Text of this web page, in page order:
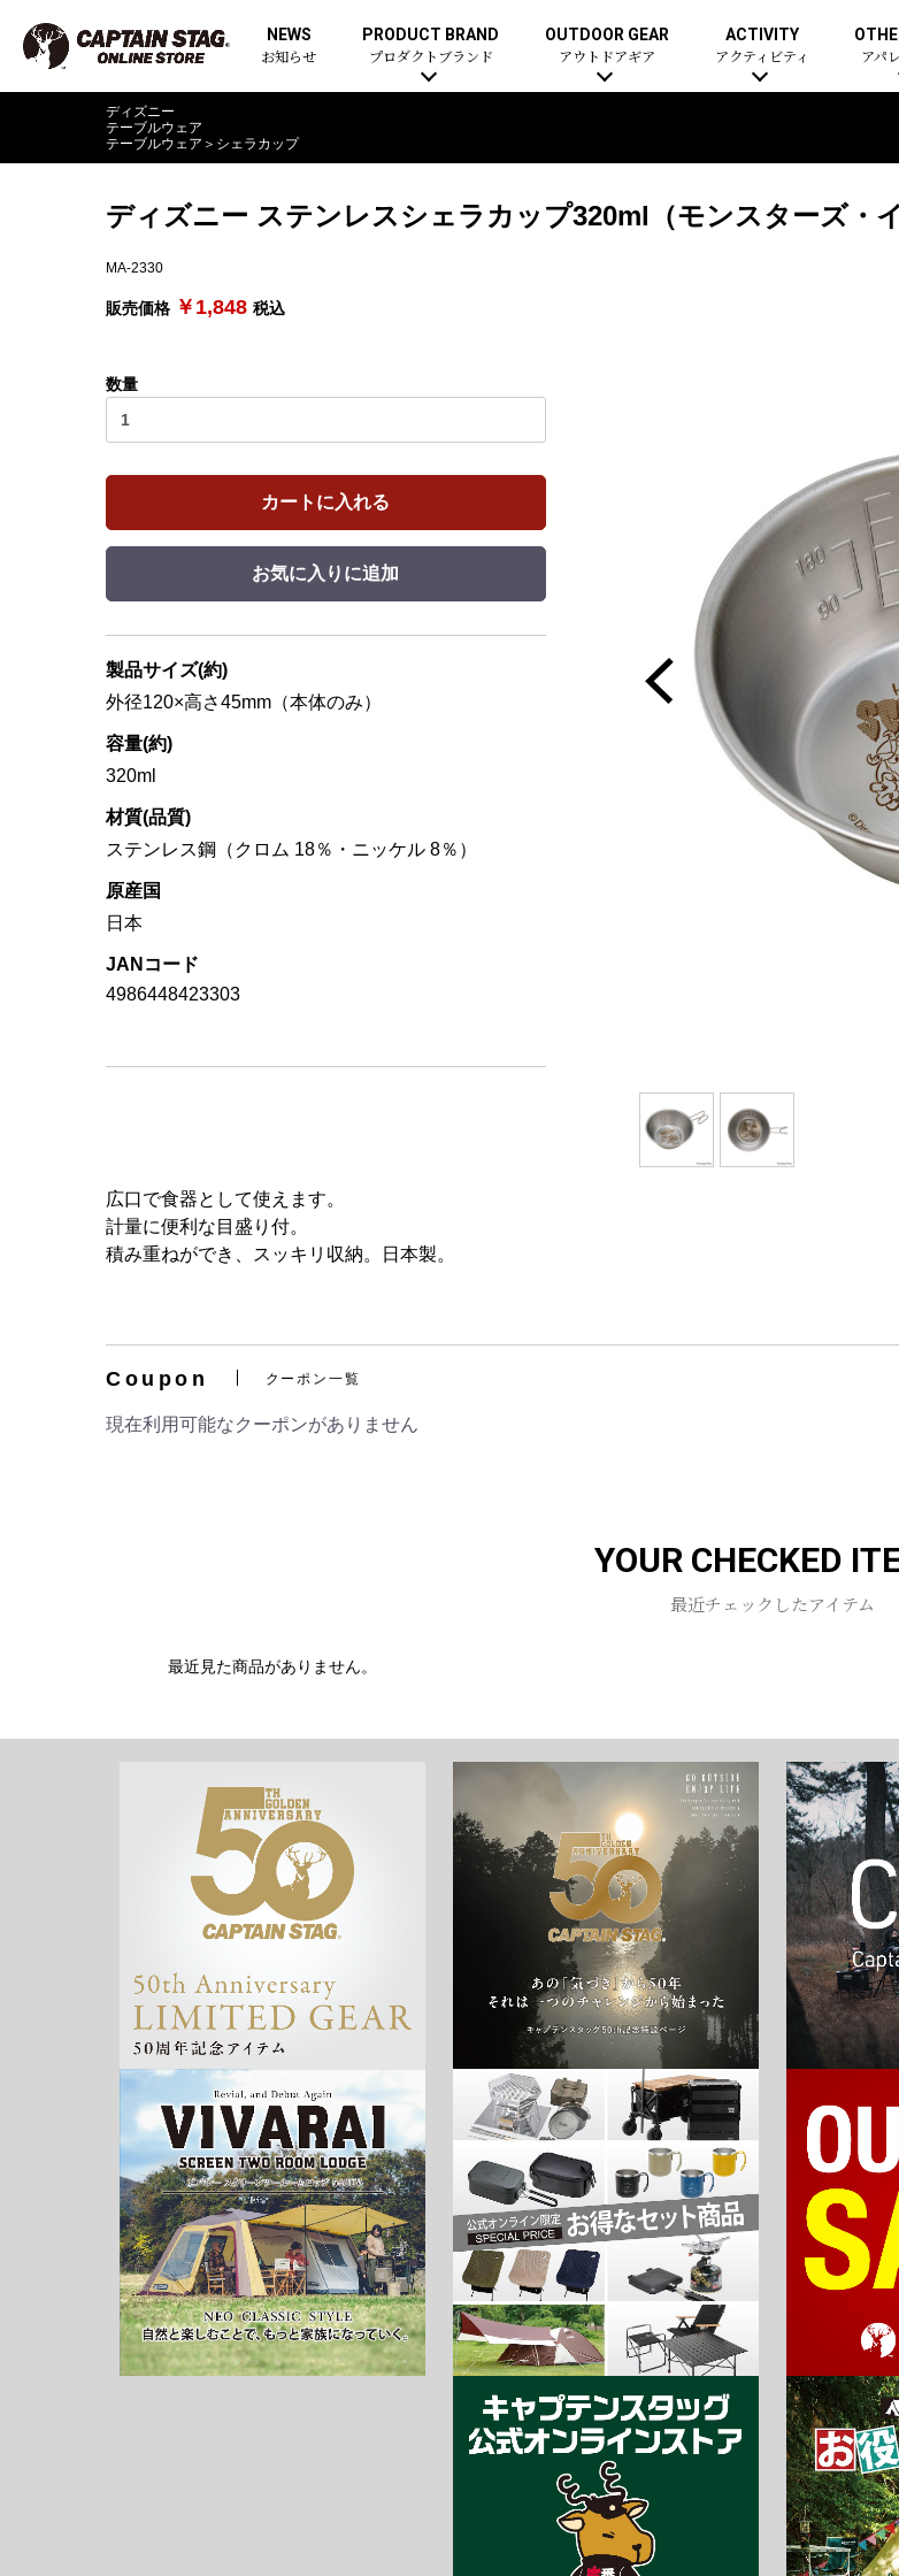
NEWS
お知らせ
PRODUCT BRAND
プロダクトブランド
OUTDOOR GEAR
アウトドアギア
ACTIVITY
アクティビティ アパ
ディズニー
テーブルウェア
テーブルウェア ＞ シェラカップ
ディズニー ステンレスシェラカップ320ml（モンスターズ・
MA-2330
販売価格 ￥1,848 税込
数量
カートに入れる
お買い物を続ける カートへ進
お気に入りに追加
製品サイズ(約)
外径120×高さ45mm（本体のみ）
容量(約)
320ml
材質(品質)
ステンレス鋼（クロム 18％・ニッケル 8％）
原産国
日本
JANコード
4986448423303
広口で食器として使えます。
計量に便利な目盛り付。
積み重ねができ、スッキリ収納。日本製。
Coupon クーポン一覧
現在利用可能なクーポンがありません
YOUR CHECKED
最近チェックしたアイテム
最近見た商品がありません。